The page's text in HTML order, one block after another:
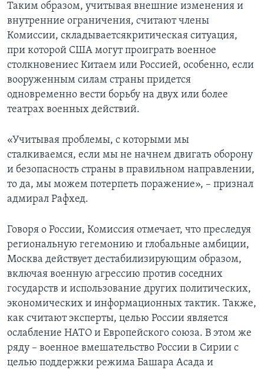
Таким образом, учитывая внешние изменения и
внутренние ограничения, считают члены
Комиссии, складываетсякритическая ситуация,
при которой США могут проиграть военное
столкновениес Китаем или Россией, особенно, если
вооруженным силам страны придется
одновременно вести борьбу на двух или более
театрах военных действий.
«Учитывая проблемы, с которыми мы
сталкиваемся, если мы не начнем двигать оборону
и безопасность страны в правильном направлении,
то да, мы можем потерпеть поражение», – признал
адмирал Рафхед.
Говоря о России, Комиссия отмечает, что преследуя
региональную гегемонию и глобальные амбиции,
Москва действует дестабилизирующим образом,
включая военную агрессию против соседних
государств и использование других политических,
экономических и информационных тактик. Также,
как считают эксперты, целью России является
ослабление НАТО и Европейского союза. В этом же
ряду – военное вмешательство России в Сирии с
целью поддержки режима Башара Асада и